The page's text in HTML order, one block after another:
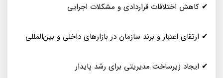
✔ کاهش اختلافات قراردادی و مشکلات اجرایی
✔ ارتقای اعتبار و برند سازمان در بازارهای داخلی و بین‌المللی
✔ ایجاد زیرساخت مدیریتی برای رشد پایدار